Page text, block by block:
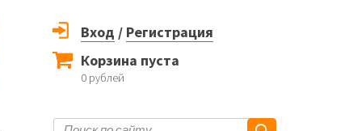
Вход / Регистрация
Корзина пуста
0 рублей